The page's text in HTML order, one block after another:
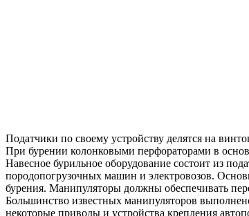
Податчики по своему устройству делятся на
При бурении колонковыми перфораторами в
Навесное бурильное оборудование состоит из
породопогрузочных машин и электровозов.
бурения. Манипуляторы должны обеспечивать
Большинство известных манипуляторов
некоторые приводы и устройства крепления